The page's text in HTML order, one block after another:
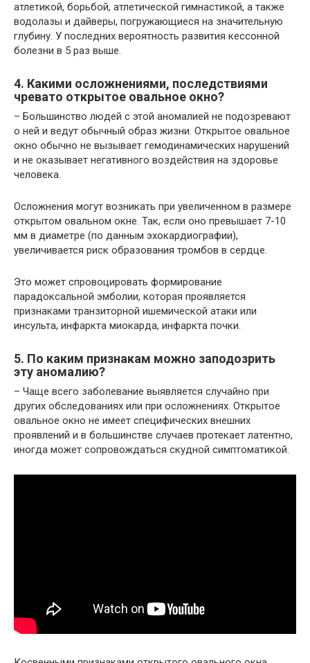
атлетикой, борьбой, атлети­ческой гимнастикой, а также
водолазы и дайверы, погружающиеся на значительную
глубину. У последних вероятность развития кессонной
болезни в 5 раз выше.
4. Какими осложнениями, последствиями
чревато открытое овальное окно?
– Большинство людей с этой аномалией не подозревают
о ней и ведут обычный образ жизни. Открытое овальное
окно обычно не вызывает гемодинамических нарушений
и не оказывает негативного воздействия на здоровье
человека.
Осложнения могут возникать при увеличенном в размере
открытом овальном окне. Так, если оно превышает 7-10
мм в диаметре (по данным эхокардиографии),
увеличивается риск образования тромбов в сердце.
Это может спровоцировать формирование
парадоксальной эмболии, которая проявляется
признаками транзиторной ишемической атаки или
инсульта, инфаркта миокарда, инфаркта почки.
5. По каким признакам можно заподозрить
эту аномалию?
– Чаще всего заболевание выявляется случайно при
других обследованиях или при осложнениях. Открытое
овальное окно не имеет специфических внешних
проявлений и в большинстве случаев протекает латентно,
иногда может сопровождаться скудной симптоматикой.